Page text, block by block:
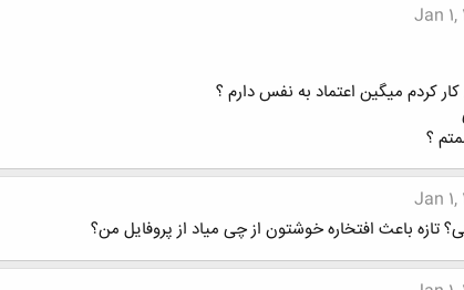
Jan 1,
کردم میگین اعتماد به نفس دارم ؟
؟
Jan 1,
تازه باعث افتخاره خوشتون از چی میاد از پروفایل من؟